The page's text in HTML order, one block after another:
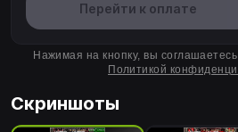
Перейти к оплате
Нажимая на кнопку, вы
Политикой
Скриншоты